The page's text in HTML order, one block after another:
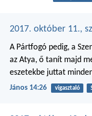
2017. október 11.,
A Pártfogó pedig, a
az Atya, ő tanít majd
eszetekbe juttat
János 14:26 vigasztaló